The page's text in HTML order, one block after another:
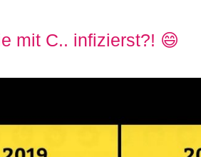
mit C.. infizierst?! 😄